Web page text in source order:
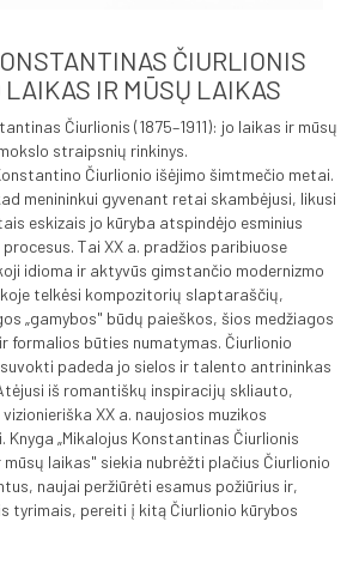
ČIURLIONIS
LAIKAS IR MŪSŲ LAIKAS
Čiurlionis (1875–1911): jo laikas ir mūsų
straipsnių rinkinys.
Čiurlionio išėjimo šimtmečio metai.
menininkui gyvenant retai skambėjusi, likusi
eskizais jo kūryba atspindėjo esminius
Tai XX a. pradžios paribiuose
idioma ir aktyvūs gimstančio modernizmo
telkėsi kompozitorių slaptaraščių,
„gamybos" būdų paieškos, šios medžiagos
formalios būties numatymas. Čiurlionio
padeda jo sielos ir talento antrininkas
iš romantiškų inspiracijų skliauto,
XX a. naujosios muzikos
„Mikalojus Konstantinas Čiurlionis
mūsų laikas" siekia nubrėžti plačius Čiurlionio
naujai peržiūrėti esamus požiūrius ir,
tyrimais, pereiti į kitą Čiurlionio kūrybos